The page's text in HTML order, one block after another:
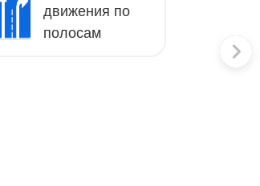
движения по
полосам